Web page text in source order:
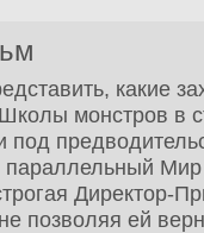
какие
монстров в
под
Директор-
позволяя ей